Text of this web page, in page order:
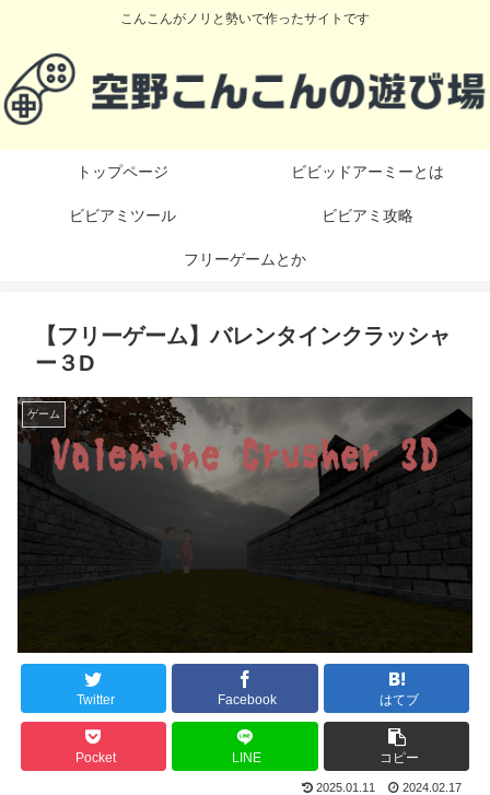
こんこんがノリと勢いで作ったサイトです
トップページ ビビッドアーミーとは
ビビアミツール ビビアミ攻略
フリーゲームとか
【フリーゲーム】バレンタインクラッシャ
ー３D
ゲーム
Twitter Facebook はてブ
Pocket LINE コピー
2025.01.11 2024.02.17